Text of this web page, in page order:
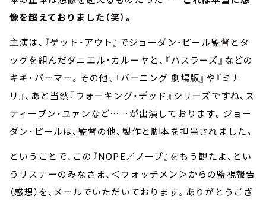
像を超えておりました（笑）。
主演は、『ゲット・アウト』でジョーダン・ピール監督とタ
ッグを組んだダニエル・カルーヤと、『ハスラーズ』などの
キキ・パーマー。その他、『バーニング 劇場版』や『ミナ
リ』、あと当然『ウォーキング・デッド』シリーズですね、ス
ティーブン・ユァンなど……が出演しております。ジョー
ダン・ピールは、監督の他、製作と脚本を担当されました。
ということで、この『NOPE／ノープ』をもう観たよ、とい
うリスナーのみなさま、＜ウォッチメン＞からの監視報告
（感想）を、メールでいただいております。ありがとうござ